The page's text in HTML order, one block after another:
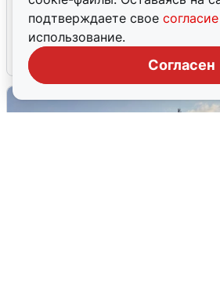
подтверждаете свое согласие
использование.
Согласен
Опубликована карта
воды в Воронеже
6 августа